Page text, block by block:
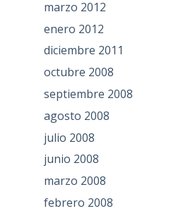
marzo 2012
enero 2012
diciembre 2011
octubre 2008
septiembre 2008
agosto 2008
julio 2008
junio 2008
marzo 2008
febrero 2008